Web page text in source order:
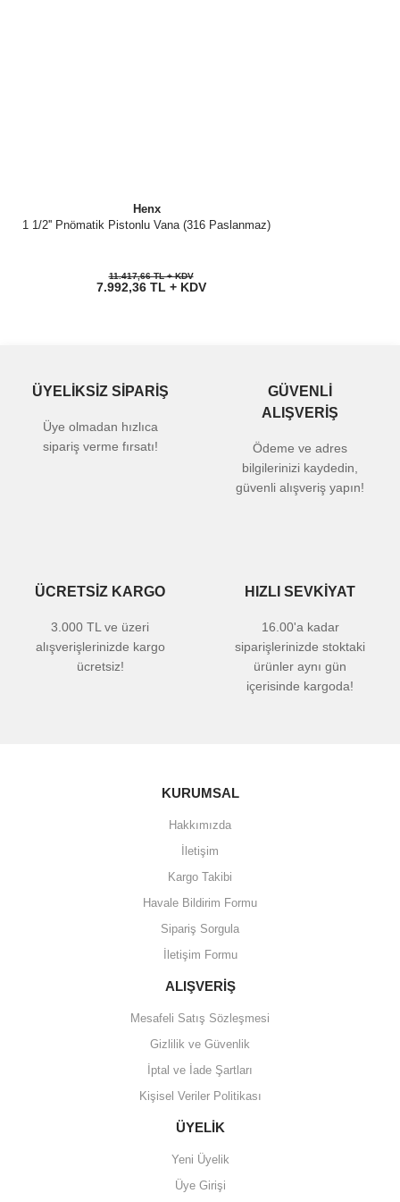
Henx
1 1/2'' Pnömatik Pistonlu Vana (316 Paslanmaz)
11.417,66 TL + KDV
7.992,36 TL + KDV
ÜYELİKSİZ SİPARİŞ
Üye olmadan hızlıca
sipariş verme fırsatı!
GÜVENLİ
ALIŞVERİŞ
Ödeme ve adres
bilgilerinizi kaydedin,
güvenli alışveriş yapın!
ÜCRETSİZ KARGO
3.000 TL ve üzeri
alışverişlerinizde kargo
ücretsiz!
HIZLI SEVKİYAT
16.00'a kadar
siparişlerinizde stoktaki
ürünler aynı gün
içerisinde kargoda!
KURUMSAL
Hakkımızda
İletişim
Kargo Takibi
Havale Bildirim Formu
Sipariş Sorgula
İletişim Formu
ALIŞVERİŞ
Mesafeli Satış Sözleşmesi
Gizlilik ve Güvenlik
İptal ve İade Şartları
Kişisel Veriler Politikası
ÜYELİK
Yeni Üyelik
Üye Girişi